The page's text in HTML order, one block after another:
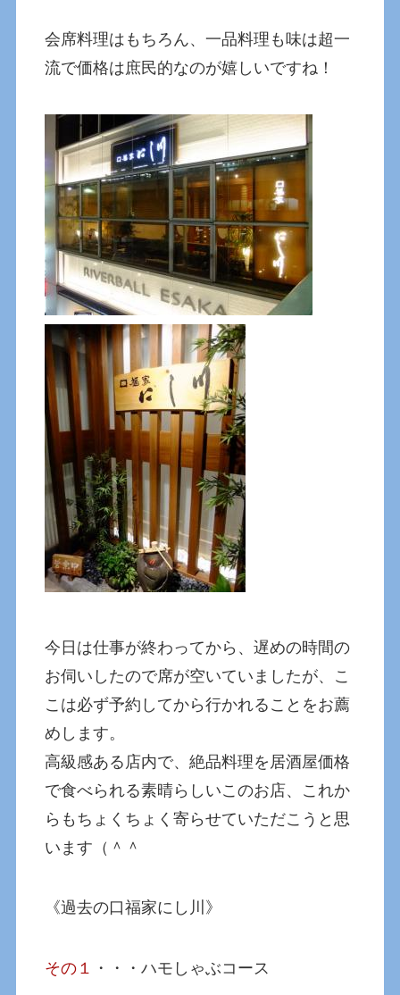
会席料理はもちろん、一品料理も味は超一
流で価格は庶民的なのが嬉しいですね！
今日は仕事が終わってから、遅めの時間の
お伺いしたので席が空いていましたが、こ
こは必ず予約してから行かれることをお薦
めします。
高級感ある店内で、絶品料理を居酒屋価格
で食べられる素晴らしいこのお店、これか
らもちょくちょく寄らせていただこうと思
います（＾＾
《過去の口福家にし川》
その１ ・・・ハモしゃぶコース